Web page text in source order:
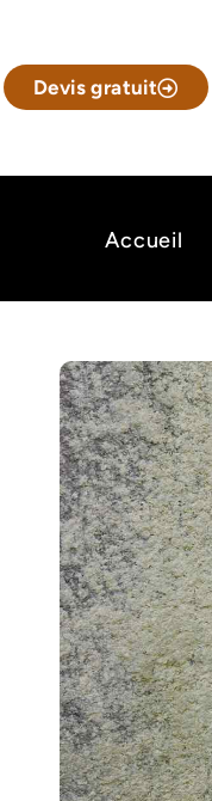
Devis gratuit
Accueil